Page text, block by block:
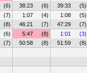
(6) 38:23 (6) 39:33
(5)
(7) 1:07 (4) 1:08
(5)
(8) 46:21 (7) 47:29
(7)
(6) 5:47 (8) 1:01
(3)
(7) 50:58 (8) 51:59
(8)